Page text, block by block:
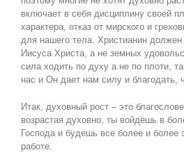
включает в себя дисциплину своей
характера, отказ от мирского и
для нашего тела. Христианин
Иисуса Христа, а не земных
сила ходить по духу а не по плоти,
нас и Он дает нам силу и благодать,
Итак, духовный рост – это
возрастая духовно, ты войдёшь в
Господа и будешь все более и
работе.